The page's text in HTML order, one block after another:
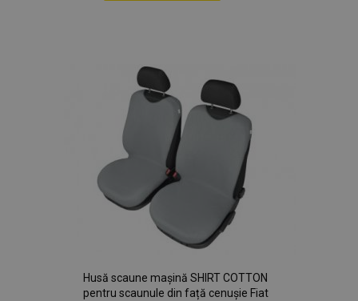
Dorințe
Husă scaune mașină SHIRT COTTON
pentru scaunule din față cenușie Fiat